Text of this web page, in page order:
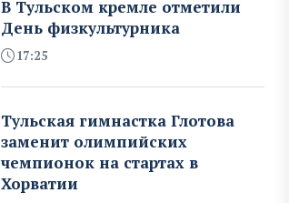
В Тульском кремле отметили
День физкультурника
17:25
Тульская гимнастка Глотова
заменит олимпийских
чемпионок на стартах в
Хорватии